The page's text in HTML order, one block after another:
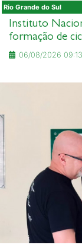
Rio Grande do Sul
Instituto
formação de
06/08/2026